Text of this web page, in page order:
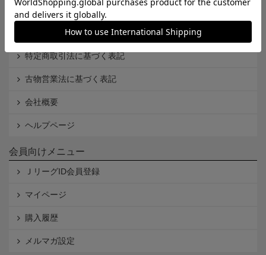
個人情報保護方針
Cookieポリシー
特定商取引法に基づく表記
古物営業法に基づく表記
会社概要
ヘルプページ
会員向けメニュー
ＪリーグID会員登録
マイページ
購入履歴
メルマガ設定